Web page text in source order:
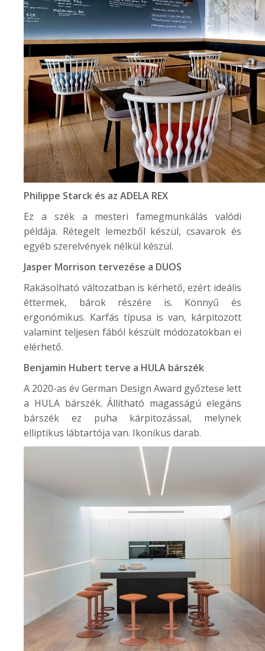
Philippe Starck és az ADELA REX
Ez a szék a mesteri famegmunkálás valódi
példája. Rétegelt lemezből készül, csavarok és
egyéb szerelvények nélkül készül.
Jasper Morrison tervezése a DUOS
Rakásolható változatban is kérhető, ezért ideális
éttermek, bárok részére is. Könnyű és
ergonómikus. Karfás típusa is van, kárpitozott
valamint teljesen fából készült módozatokban ei
elérhető.
Benjamin Hubert terve a HULA bárszék
A 2020-as év German Design Award győztese lett
a HULA bárszék. Állítható magasságú elegáns
bárszék ez puha kárpitozással, melynek
elliptikus lábtartója van. Ikonikus darab.